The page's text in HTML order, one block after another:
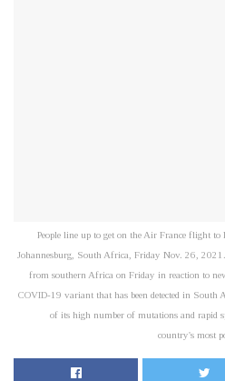
People line up to get on the Air France flight
Johannesburg, South Africa, Friday Nov. 26,
from southern Africa on Friday in reaction to
COVID-19 variant that has been detected in South
of its high number of mutations and rapid
country's most